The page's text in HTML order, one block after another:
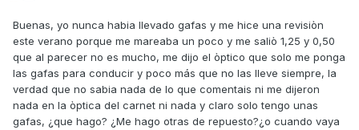
Buenas, yo nunca habia llevado gafas y me hice una revisiòn
este verano porque me mareaba un poco y me saliò 1,25 y 0,50
que al parecer no es mucho, me dijo el òptico que solo me ponga
las gafas para conducir y poco más que no las lleve siempre, la
verdad que no sabia nada de lo que comentais ni me dijeron
nada en la òptica del carnet ni nada y claro solo tengo unas
gafas, ¿que hago? ¿Me hago otras de repuesto?¿o cuando vaya